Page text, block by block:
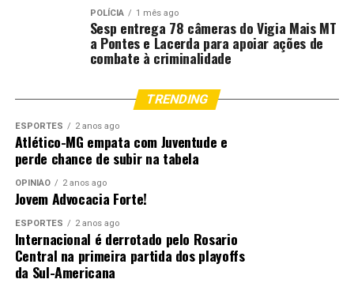
POLÍCIA 1 mês ago
Sesp entrega 78 câmeras do Vigia Mais MT
a Pontes e Lacerda para apoiar ações de
combate à criminalidade
TRENDING
ESPORTES 2 anos ago
Atlético-MG empata com Juventude e
perde chance de subir na tabela
OPINIÃO 2 anos ago
Jovem Advocacia Forte!
ESPORTES 2 anos ago
Internacional é derrotado pelo Rosario
Central na primeira partida dos playoffs
da Sul-Americana